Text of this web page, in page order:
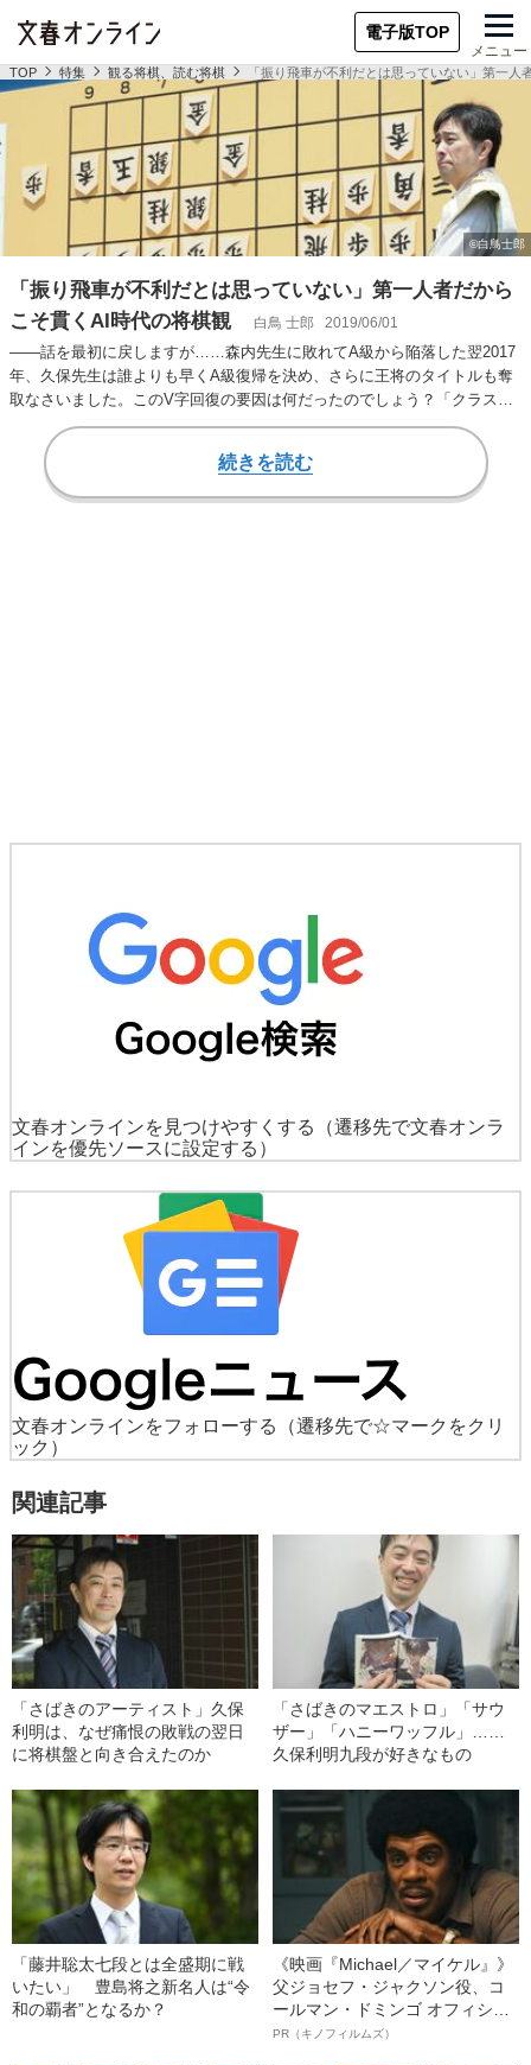
電子版TOP
メニュー
TOP 特集 観る将棋、読む将棋 「振り飛車が不利だとは思っていない」第一人
「振り飛車が不利だとは思っていない」第一人者だから
こそ貫くAI時代の将棋観
白鳥 士郎 2019/06/01
――話を最初に戻しますが……森内先生に敗れてA級から陥落した翌2017
年、久保先生は誰よりも早くA級復帰を決め、さらに王将のタイトルも奪
取なさいました。このV字回復の要因は何だったのでしょう？「クラスが
落ちたというこ…
続きを読む
文春オンラインを見つけやすくする
（遷移先で文春オンラ
インを優先ソースに設定する）
文春オンラインをフォローする
（遷移先で☆マークをクリ
ック）
関連記事
「さばきのアーティスト」久保
利明は、なぜ痛恨の敗戦の翌日
に将棋盤と向き合えたのか
「さばきのマエストロ」「サウ
ザー」「ハニーワッフル」……
久保利明九段が好きなもの
「藤井聡太七段とは全盛期に戦
いたい」 豊島将之新名人は“令
和の覇者”となるか？
《映画『Michael／マイケル』》
父ジョセフ・ジャクソン役、コ
ールマン・ドミンゴ オフィシャ
ルインタビュー“観客を魅了した
PR（キノフィルムズ）